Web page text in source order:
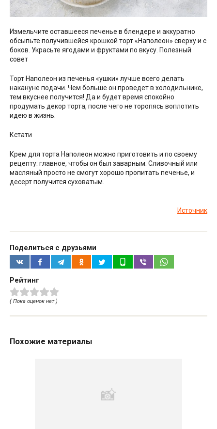
Измельчите оставшееся печенье в блендере и аккуратно
обсыпьте получившейся крошкой торт «Наполеон» сверху и с
боков. Украсьте ягодами и фруктами по вкусу. Полезный
совет
Торт Наполеон из печенья «ушки» лучше всего делать
накануне подачи. Чем больше он проведет в холодильнике,
тем вкуснее получится! Да и будет время спокойно
продумать декор торта, после чего не торопясь воплотить
идею в жизнь.
Кстати
Крем для торта Наполеон можно приготовить и по своему
рецепту: главное, чтобы он был заварным. Сливочный или
масляный просто не смогут хорошо пропитать печенье, и
десерт получится суховатым.
Источник
Поделиться с друзьями
Рейтинг
( Пока оценок нет )
Похожие материалы